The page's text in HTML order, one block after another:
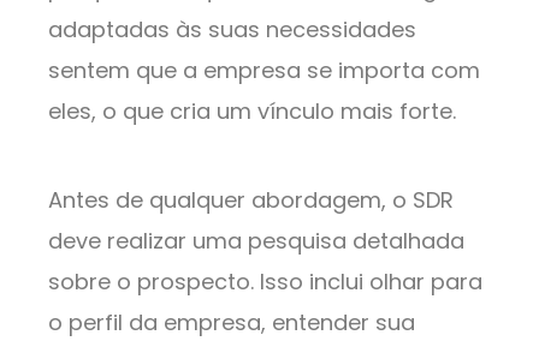
adaptadas às suas necessidades
sentem que a empresa se importa com
eles, o que cria um vínculo mais forte.
Antes de qualquer abordagem, o SDR
deve realizar uma pesquisa detalhada
sobre o prospecto. Isso inclui olhar para
o perfil da empresa, entender sua